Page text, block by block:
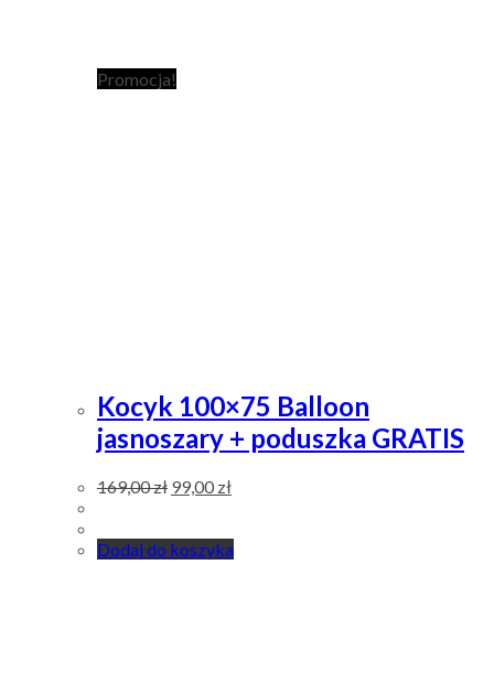
Promocja!
Kocyk 100×75 Balloon
jasnoszary + poduszka GRATIS
169,00zł 99,00 zł
Dodaj do koszyka